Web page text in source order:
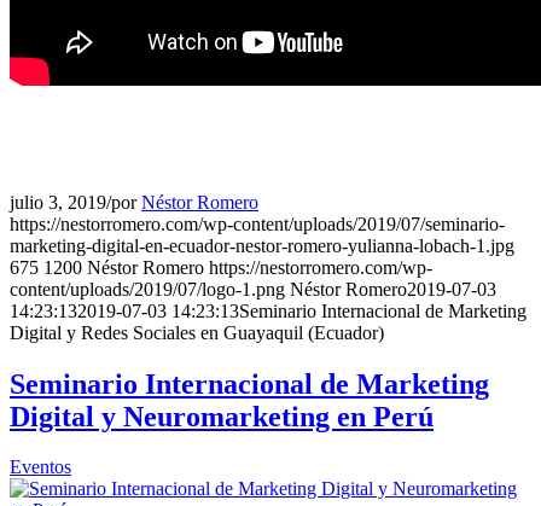
julio 3, 2019/porNéstor Romero
https://nestorromero.com/wp-content/uploads/2019/07/seminario-
marketing-digital-en-ecuador-nestor-romero-yulianna-lobach-1.jpg
675 1200 Néstor Romero https://nestorromero.com/wp-
content/uploads/2019/07/logo-1.png Néstor Romero2019-07-03
14:23:132019-07-03 14:23:13Seminario Internacional de Marketing
Digital y Redes Sociales en Guayaquil (Ecuador)
Seminario Internacional de Marketing
Digital y Neuromarketing en Perú
Eventos